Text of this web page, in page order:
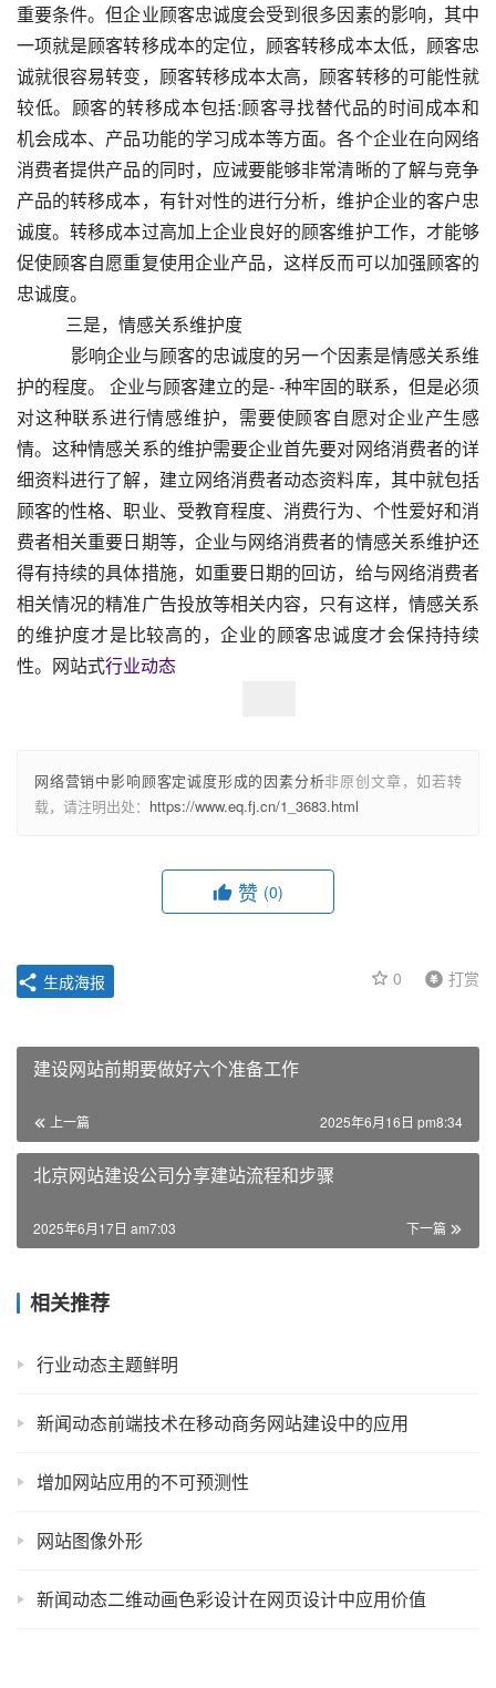
重要条件。但企业顾客忠诚度会受到很多因素的影响，其中
一项就是顾客转移成本的定位，顾客转移成本太低，顾客忠
诚就很容易转变，顾客转移成本太高，顾客转移的可能性就
较低。顾客的转移成本包括:顾客寻找替代品的时间成本和
机会成本、产品功能的学习成本等方面。各个企业在向网络
消费者提供产品的同时，应诫要能够非常清晰的了解与竞争
产品的转移成本，有针对性的进行分析，维护企业的客户忠
诚度。转移成本过高加上企业良好的顾客维护工作，才能够
促使顾客自愿重复使用企业产品，这样反而可以加强顾客的
忠诚度。
           三是，情感关系维护度
护的程度。 企业与顾客建立的是- -种牢固的联系，但是必须
对这种联系进行情感维护，需要使顾客自愿对企业产生感
情。这种情感关系的维护需要企业首先要对网络消费者的详
细资料进行了解，建立网络消费者动态资料库，其中就包括
顾客的性格、职业、受教育程度、消费行为、个性爱好和消
费者相关重要日期等，企业与网络消费者的情感关系维护还
得有持续的具体措施，如重要日期的回访，给与网络消费者
相关情况的精准广告投放等相关内容，只有这样，情感关系
的维护度才是比较高的，企业的顾客忠诚度才会保持持续
性。网站式行业动态
网络营销中影响顾客定诚度形成的因素分析非原创文章，如若转
载，请注明出处： https://www.eq.fj.cn/1_3683.html
赞 (0)
0 打赏
生成海报
建设网站前期要做好六个准备工作
上一篇 2025年6月16日 pm8:34
北京网站建设公司分享建站流程和步骤
下一篇
2025年6月17日 am7:03
相关推荐
行业动态主题鲜明
新闻动态前端技术在移动商务网站建设中的应用
增加网站应用的不可预测性
网站图像外形
新闻动态二维动画色彩设计在网页设计中应用价值